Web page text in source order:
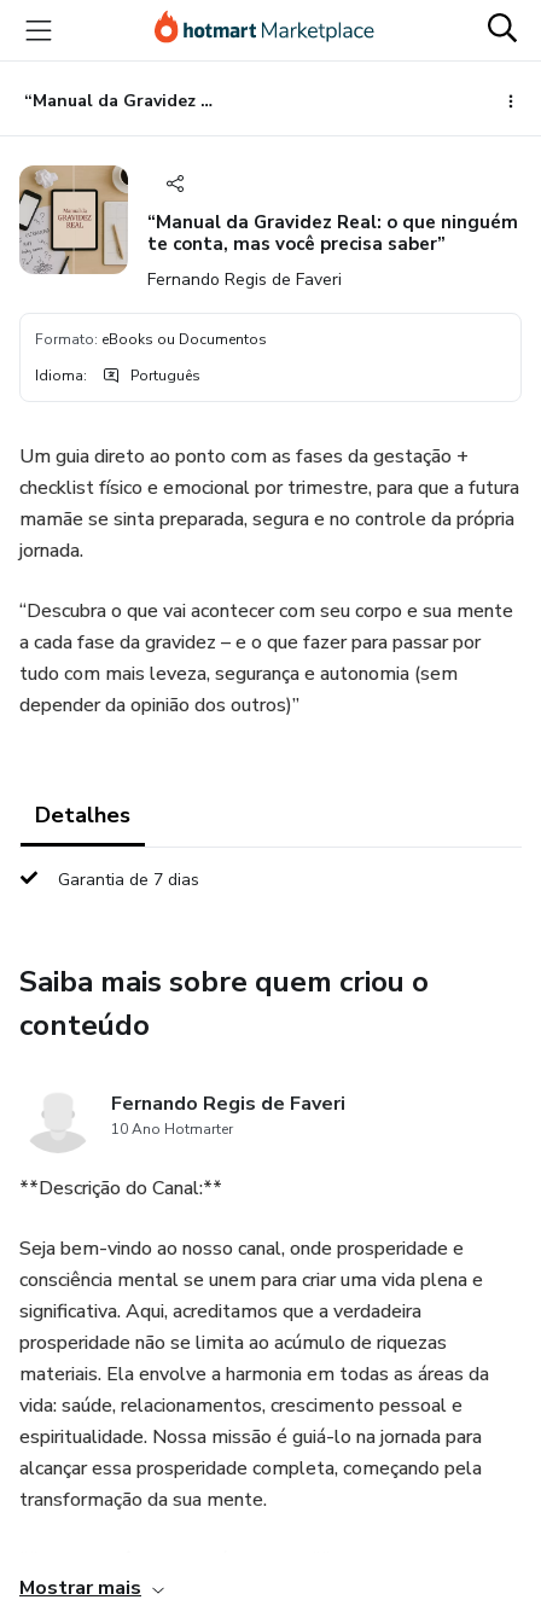
para
conteúdo
principal
para
pagamento
para
rodapé
“Manual da Gravidez Real: o que ninguém te conta, mas você precisa saber”
“Manual da Gravidez Real: o que ninguém
te conta, mas você precisa saber”
Fernando Regis de Faveri
Formato: eBooks ou Documentos
Idioma: Português
Um guia direto ao ponto com as fases da gestação +
checklist físico e emocional por trimestre, para que a futura
mamãe se sinta preparada, segura e no controle da própria
jornada.
“Descubra o que vai acontecer com seu corpo e sua mente
a cada fase da gravidez – e o que fazer para passar por
tudo com mais leveza, segurança e autonomia (sem
depender da opinião dos outros)”
Detalhes
Garantia de 7 dias
Saiba mais sobre quem criou o
conteúdo
Fernando Regis de Faveri
10 Ano Hotmarter
**Descrição do Canal:**
Seja bem-vindo ao nosso canal, onde prosperidade e
consciência mental se unem para criar uma vida plena e
significativa. Aqui, acreditamos que a verdadeira
prosperidade não se limita ao acúmulo de riquezas
materiais. Ela envolve a harmonia em todas as áreas da
vida: saúde, relacionamentos, crescimento pessoal e
espiritualidade. Nossa missão é guiá-lo na jornada para
alcançar essa prosperidade completa, começando pela
transformação da sua mente.
Mostrar mais